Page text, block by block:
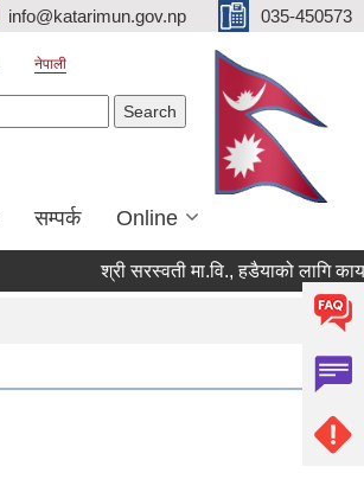
info@katarimun.gov.np 035-450573
नेपाली
सम्पर्क Online
श्री सरस्वती मा.वि., हडैयाको लागि